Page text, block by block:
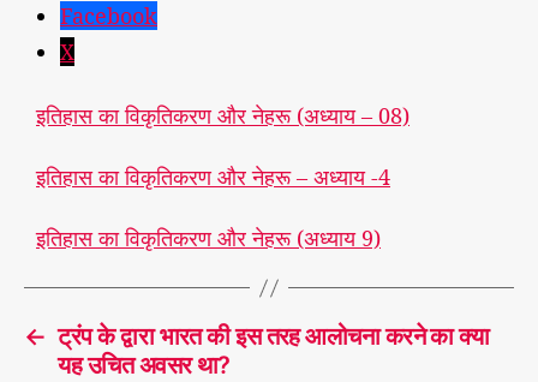
Facebook
X
इतिहास का विकृतिकरण और नेहरू (अध्याय – 08)
इतिहास का विकृतिकरण और नेहरू – अध्याय -4
इतिहास का विकृतिकरण और नेहरू (अध्याय 9)
← ट्रंप के द्वारा भारत की इस तरह आलोचना करने का क्या
यह उचित अवसर था?